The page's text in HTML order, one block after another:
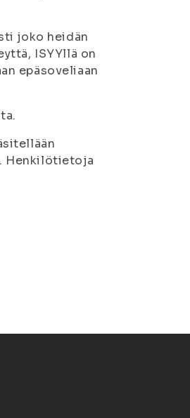
joko heidän
ISYYllä on
epäsoveliaan
Henkilötietoja